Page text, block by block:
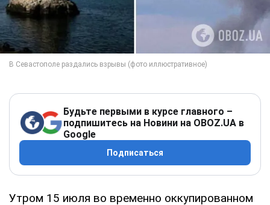
Будьте первыми в курсе главного –
подпишитесь на Новини на OBOZ.UA в
Google
Подписаться
Утром 15 июля во временно оккупированном